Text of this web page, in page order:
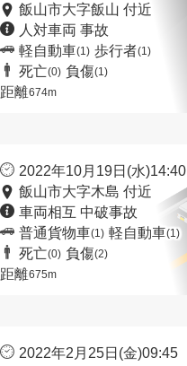
飯山市大字飯山 付近
人対車両 事故
軽自動車(1) 歩行者(1)
死亡(0) 負傷(1)
距離674m
2022年10月19日(水)14:40
飯山市大字木島 付近
車両相互 中破事故
普通貨物車(1) 軽自動車(1)
死亡(0) 負傷(2)
距離675m
2022年2月25日(金)09:45